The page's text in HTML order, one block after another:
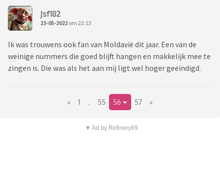
Jsf182
23-05-2022 om 22:13
Ik was trouwens ook fan van Moldavië dit jaar. Een van de
weinige nummers die goed blijft hangen en makkelijk mee te
zingen is. Die was als het aan mij ligt wel hoger geeindigd.
« 1 55 56 57 »
▼ Ad by Refinery89